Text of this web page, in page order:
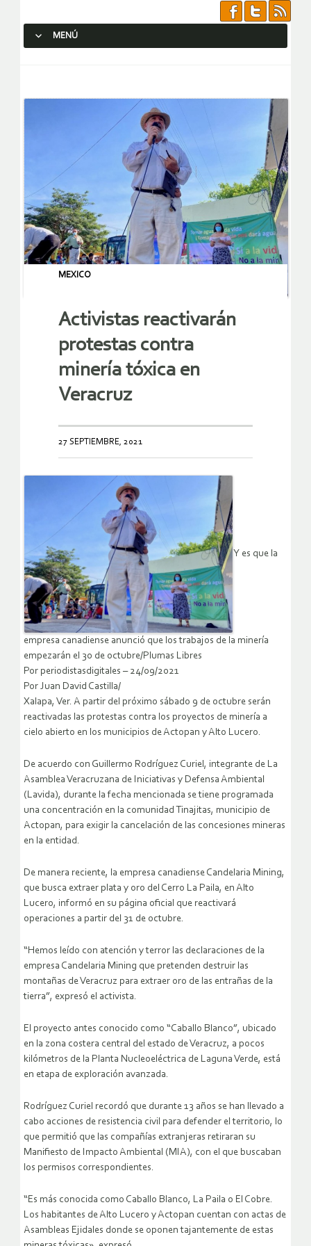
MENÚ
MEXICO
Activistas reactivarán
protestas contra
minería tóxica en
Veracruz
27 SEPTIEMBRE, 2021
Y es que la
empresa canadiense anunció que los trabajos de la minería
empezarán el 30 de octubre/Plumas Libres
Por periodistasdigitales – 24/09/2021
Por Juan David Castilla/
Xalapa, Ver. A partir del próximo sábado 9 de octubre serán
reactivadas las protestas contra los proyectos de minería a
cielo abierto en los municipios de Actopan y Alto Lucero.
De acuerdo con Guillermo Rodríguez Curiel, integrante de La
Asamblea Veracruzana de Iniciativas y Defensa Ambiental
(Lavida), durante la fecha mencionada se tiene programada
una concentración en la comunidad Tinajitas, municipio de
Actopan, para exigir la cancelación de las concesiones mineras
en la entidad.
De manera reciente, la empresa canadiense Candelaria Mining,
que busca extraer plata y oro del Cerro La Paila, en Alto
Lucero, informó en su página oficial que reactivará
operaciones a partir del 31 de octubre.
“Hemos leído con atención y terror las declaraciones de la
empresa Candelaria Mining que pretenden destruir las
montañas de Veracruz para extraer oro de las entrañas de la
tierra”, expresó el activista.
El proyecto antes conocido como “Caballo Blanco”, ubicado
en la zona costera central del estado de Veracruz, a pocos
kilómetros de la Planta Nucleoeléctrica de Laguna Verde, está
en etapa de exploración avanzada.
Rodríguez Curiel recordó que durante 13 años se han llevado a
cabo acciones de resistencia civil para defender el territorio, lo
que permitió que las compañías extranjeras retiraran su
Manifiesto de Impacto Ambiental (MIA), con el que buscaban
los permisos correspondientes.
“Es más conocida como Caballo Blanco, La Paila o El Cobre.
Los habitantes de Alto Lucero y Actopan cuentan con actas de
Asambleas Ejidales donde se oponen tajantemente de estas